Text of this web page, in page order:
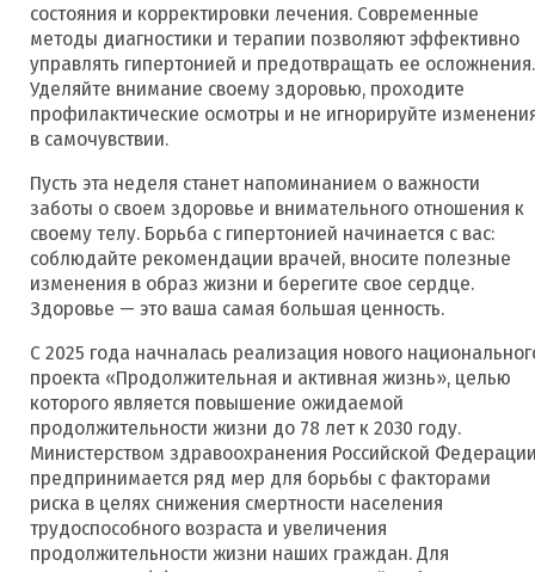
состояния и корректировки лечения. Современные
методы диагностики и терапии позволяют эффективно
управлять гипертонией и предотвращать ее осложнения.
Уделяйте внимание своему здоровью, проходите
профилактические осмотры и не игнорируйте
в самочувствии.
Пусть эта неделя станет напоминанием о важности
заботы о своем здоровье и внимательного отношения к
своему телу. Борьба с гипертонией начинается с вас:
соблюдайте рекомендации врачей, вносите полезные
изменения в образ жизни и берегите свое сердце.
Здоровье — это ваша самая большая ценность.
С 2025 года начналась реализация нового
проекта «Продолжительная и активная жизнь», целью
которого является повышение ожидаемой
продолжительности жизни до 78 лет к 2030 году.
Министерством здравоохранения Российской
предпринимается ряд мер для борьбы с факторами
риска в целях снижения смертности населения
трудоспособного возраста и увеличения
продолжительности жизни наших граждан. Для